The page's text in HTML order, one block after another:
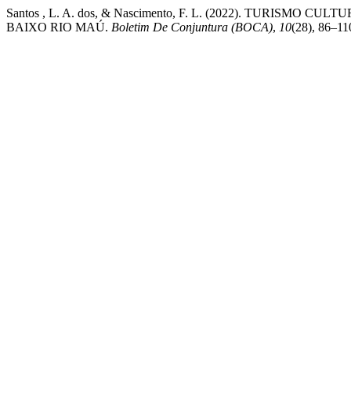
Santos , L. A. dos, & Nascimento, F. L. (2022). TURISMO
BAIXO RIO MAÚ. Boletim De Conjuntura (BOCA), 10(28),